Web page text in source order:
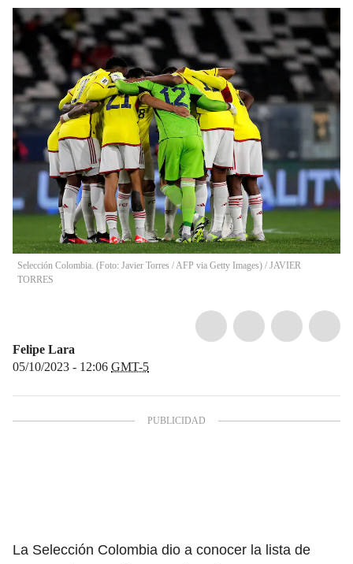
Selección Colombia. (Foto: Javier Torres / AFP via Getty Images) / JAVIER
TORRES
Felipe Lara
05/10/2023 - 12:06 GMT-5
La Selección Colombia dio a conocer la lista de